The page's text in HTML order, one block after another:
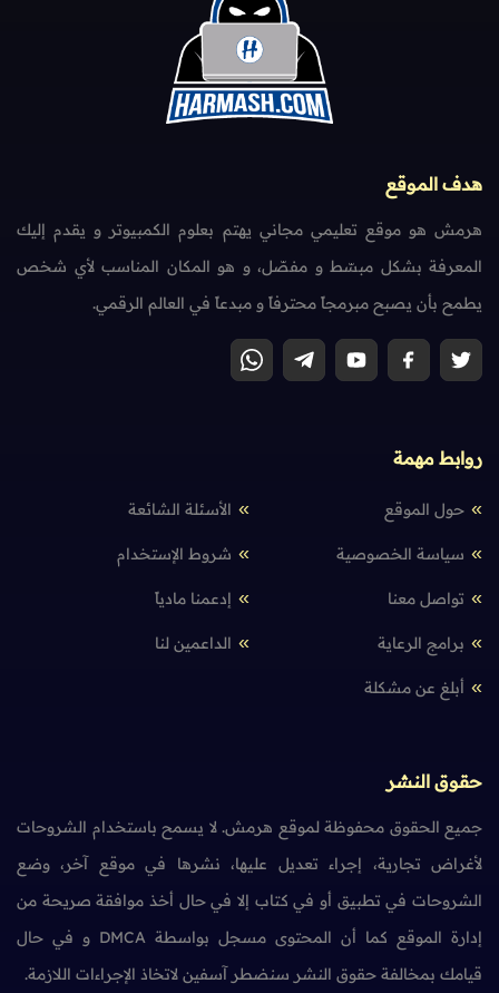
هدف الموقع
هرمش هو موقع تعليمي مجاني يهتم بعلوم الكمبيوتر و يقدم إليك
المعرفة بشكل مبسّط و مفصّل، و هو المكان المناسب لأي شخص
يطمح بأن يصبح مبرمجاً محترفاً و مبدعاً في العالم الرقمي.
روابط مهمة
حول الموقع الأسئلة الشائعة
سياسة الخصوصية شروط الإستخدام
تواصل معنا إدعمنا مادياً
برامج الرعاية الداعمين لنا
أبلغ عن مشكلة
حقوق النشر
جميع الحقوق محفوظة لموقع هرمش. لا يسمح باستخدام الشروحات
لأغراض تجارية، إجراء تعديل عليها، نشرها في موقع آخر، وضع
الشروحات في تطبيق أو في كتاب إلا في حال أخذ موافقة صريحة من
إدارة الموقع كما أن المحتوى مسجل بواسطة DMCA و في حال
قيامك بمخالفة حقوق النشر سنضطر آسفين لاتخاذ الإجراءات اللازمة.